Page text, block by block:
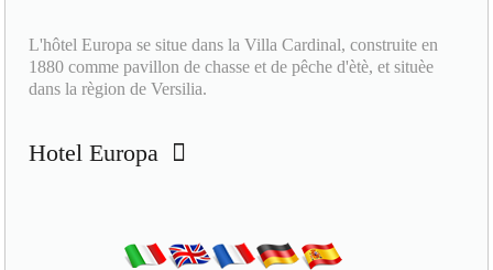
L'hôtel Europa se situe dans la Villa Cardinal, construite en
1880 comme pavillon de chasse et de pêche d'ètè, et situèe
dans la règion de Versilia.
Hotel Europa